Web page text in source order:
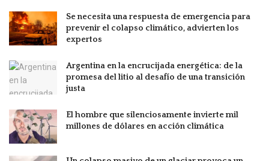
Se necesita una respuesta de emergencia para
prevenir el colapso climático, advierten los
expertos
Argentina en la encrucijada energética: de la
promesa del litio al desafío de una transición
justa
El hombre que silenciosamente invierte mil
millones de dólares en acción climática